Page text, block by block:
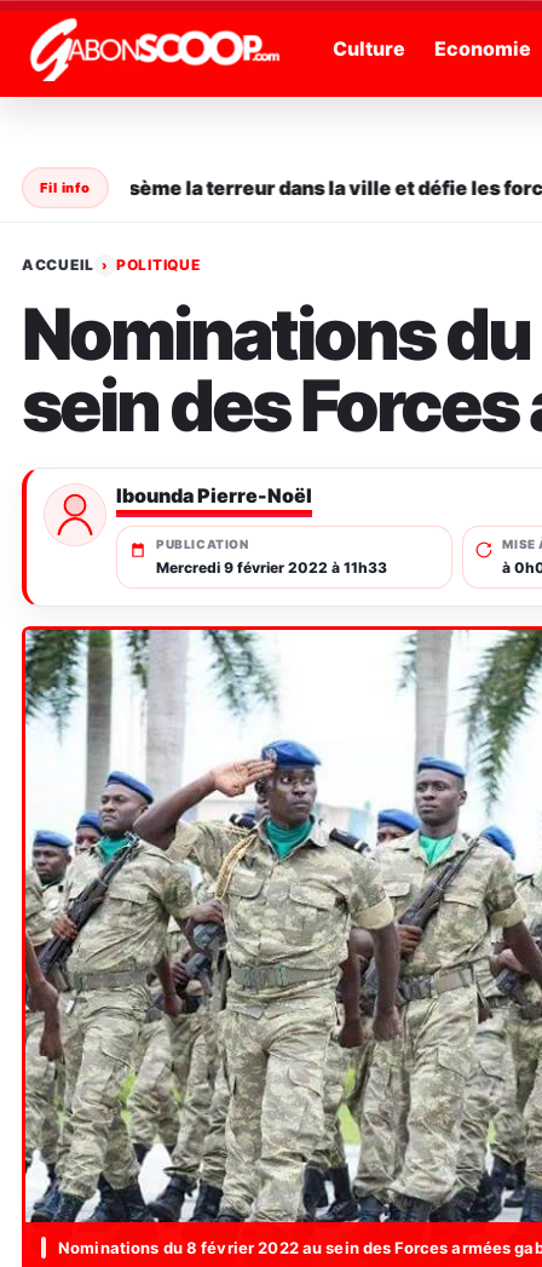
" /> Culture Economie
Fil info
en série sème la terreur dans la ville et défie les
ACCUEIL › POLITIQUE
Nominations
sein des
Ibounda Pierre-Noël
PUBLICATION
Mercredi 9 février 2022 à 11h33
MISE
à
Nominations du 8 février 2022 au sein des Forces armées